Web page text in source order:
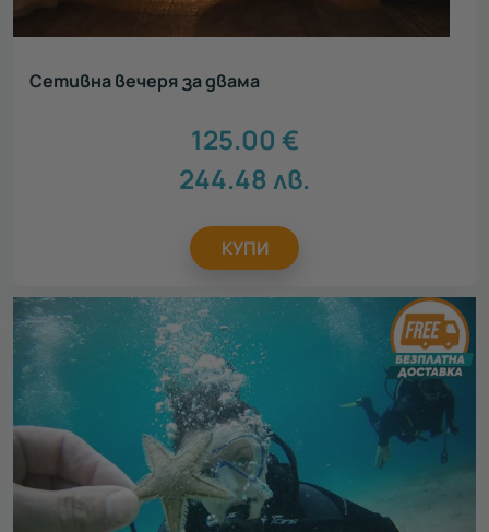
Сетивна вечеря за двама
125.00 €
244.48 лв.
КУПИ